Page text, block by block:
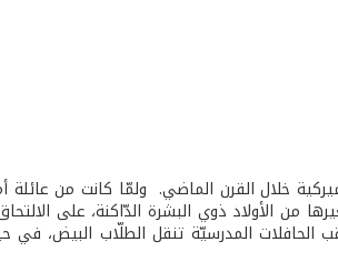
خلال القرن الماضي. ولمّا كانت من عائلة
من الأولاد ذوي البشرة الدّاكنة، على
المدرسيّة تنقل الطلّاب البيض، في